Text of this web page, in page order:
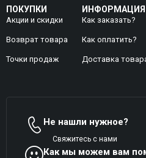
ПОКУПКИ
Акции и скидки
Возврат товара
Точки продаж
ИНФОРМАЦИЯ
Как заказать?
Как оплатить?
Доставка
Не нашли нужное?
Свяжитесь с нами
Как мы можем вам